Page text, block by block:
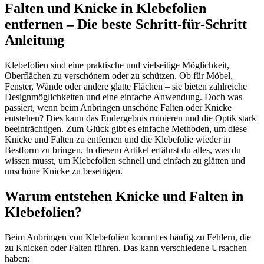
Falten und Knicke in Klebefolien
entfernen – Die beste Schritt-für-Schritt
Anleitung
Klebefolien sind eine praktische und vielseitige Möglichkeit,
Oberflächen zu verschönern oder zu schützen. Ob für Möbel,
Fenster, Wände oder andere glatte Flächen – sie bieten zahlreiche
Designmöglichkeiten und eine einfache Anwendung. Doch was
passiert, wenn beim Anbringen unschöne Falten oder Knicke
entstehen? Dies kann das Endergebnis ruinieren und die Optik stark
beeinträchtigen. Zum Glück gibt es einfache Methoden, um diese
Knicke und Falten zu entfernen und die Klebefolie wieder in
Bestform zu bringen. In diesem Artikel erfährst du alles, was du
wissen musst, um Klebefolien schnell und einfach zu glätten und
unschöne Knicke zu beseitigen.
Warum entstehen Knicke und Falten in
Klebefolien?
Beim Anbringen von Klebefolien kommt es häufig zu Fehlern, die
zu Knicken oder Falten führen. Das kann verschiedene Ursachen
haben: